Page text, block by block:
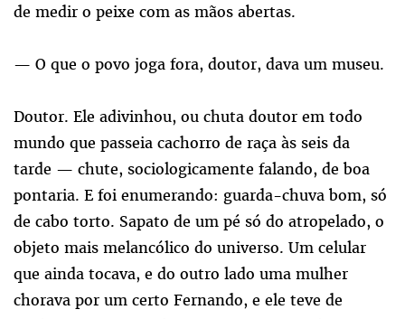
de medir o peixe com as mãos abertas.
— O que o povo joga fora, doutor, dava um museu.
Doutor. Ele adivinhou, ou chuta doutor em todo
mundo que passeia cachorro de raça às seis da
tarde — chute, sociologicamente falando, de boa
pontaria. E foi enumerando: guarda-chuva bom, só
de cabo torto. Sapato de um pé só do atropelado, o
objeto mais melancólico do universo. Um celular
que ainda tocava, e do outro lado uma mulher
chorava por um certo Fernando, e ele teve de